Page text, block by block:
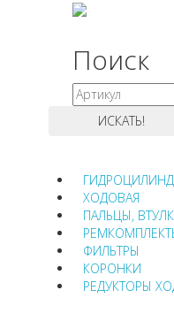
Поиск
ХОДОВАЯ
ПАЛЬЦЫ,
ФИЛЬТРЫ
КОРОНКИ
РЕДУКТОРЫ